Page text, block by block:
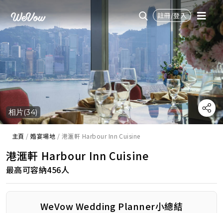
註冊/登入
相片(34)
主頁 /婚宴場地 / 港滙軒 Harbour Inn Cuisine
港滙軒 Harbour Inn Cuisine
最高可容納456人
WeVow Wedding Planner小總結